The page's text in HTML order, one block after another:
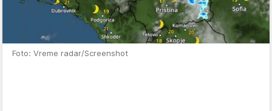
Foto: Vreme radar/Screenshot